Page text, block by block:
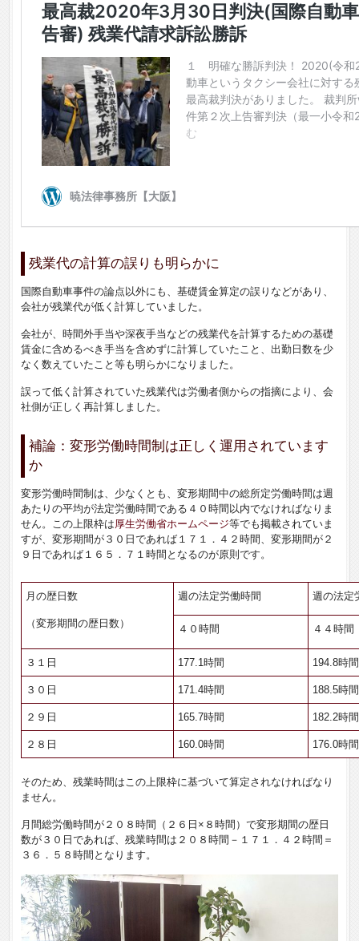
残業代の計算の誤りも明らかに
国際自動車事件の論点以外にも、基礎賃金算定の誤りなどがあり、
会社が残業代が低く計算していました。
会社が、時間外手当や深夜手当などの残業代を計算するための基礎
賃金に含めるべき手当を含めずに計算していたこと、出勤日数を少
なく数えていたこと等も明らかになりました。
誤って低く計算されていた残業代は労働者側からの指摘により、会
社側が正しく再計算しました。
補論：変形労働時間制は正しく運用されています
か
変形労働時間制は、少なくとも、変形期間中の総所定労働時間は週
あたりの平均が法定労働時間である４０時間以内でなければなりま
せん。この上限枠は厚生労働省ホームページ等でも掲載されていま
すが、変形期間が３０日であれば１７１．４２時間、変形期間が２
９日であれば１６５．７１時間となるのが原則です。
月の歴日数
（変形期間の歴日数）
週の法定労働時間 週の法定
４０時間 ４４時間
３１日 177.1時間 194.8時間
３０日 171.4時間 188.5時間
２９日 165.7時間 182.2時間
２８日 160.0時間 176.0時間
そのため、残業時間はこの上限枠に基づいて算定されなければなり
ません。
月間総労働時間が２０８時間（２６日×８時間）で変形期間の歴日
数が３０日であれば、残業時間は２０８時間－１７１．４２時間＝
３６．５８時間となります。